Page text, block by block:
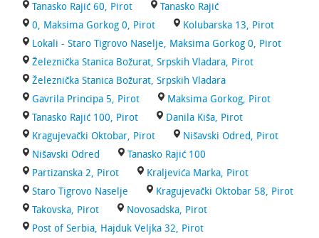
Tanasko Rajić 60, Pirot
Tanasko Rajić
0, Maksima Gorkog 0, Pirot
Kolubarska 13, Pirot
Lokali - Staro Tigrovo Naselje, Maksima Gorkog 0, Pirot
Železnička Stanica Božurat, Srpskih Vladara, Pirot
Železnička Stanica Božurat, Srpskih Vladara
Gavrila Principa 5, Pirot
Maksima Gorkog, Pirot
Tanasko Rajić 100, Pirot
Danila Kiša, Pirot
Kragujevački Oktobar, Pirot
Nišavski Odred, Pirot
Nišavski Odred
Tanasko Rajić 100
Partizanska 2, Pirot
Kraljevića Marka, Pirot
Staro Tigrovo Naselje
Kragujevački Oktobar 58, Pirot
Takovska, Pirot
Novosadska, Pirot
Post of Serbia, Hajduk Veljka 32, Pirot